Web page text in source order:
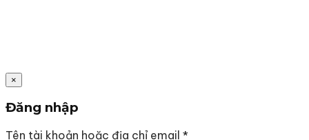
×
Đăng nhập
Tên tài khoản hoặc địa chỉ email *Bắt